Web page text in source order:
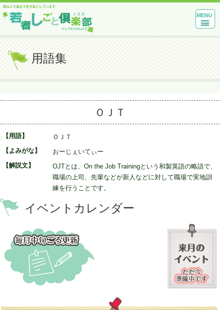
MENU
用語集
ＯＪＴ
【用語】
ＯＪＴ
【よみがな】
おーじぇいてぃー
【解説文】
OJTとは、On the Job Trainingという和製英語の略語で、
職場の上司、先輩などが新人などに対して職場で実地訓
練を行うことです。
イベントカレンダー